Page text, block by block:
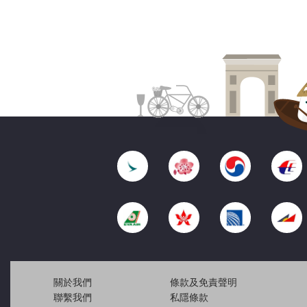
關於我們
聯繫我們
條款及免責聲明
私隱條款